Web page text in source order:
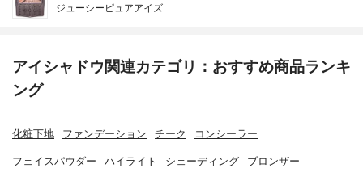
ジューシーピュアアイズ
アイシャドウ関連カテゴリ：おすすめ商品ランキ
ング
化粧下地 ファンデーション チーク コンシーラー
フェイスパウダー ハイライト シェーディング ブロンザー